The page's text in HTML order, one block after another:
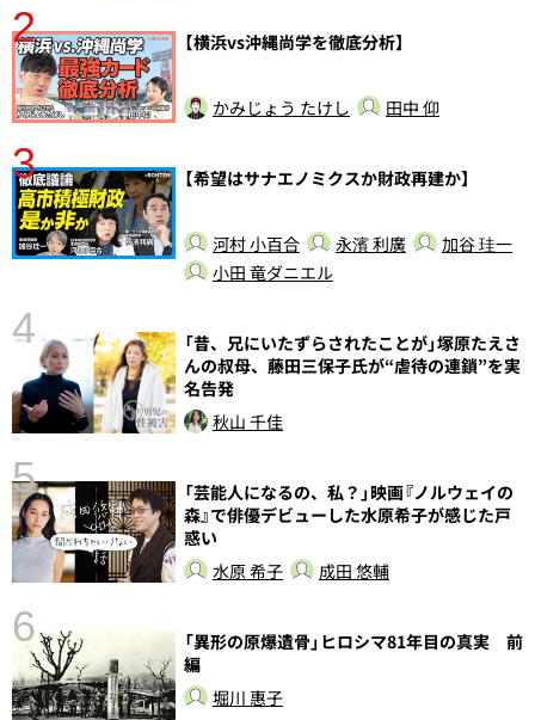
2 【横浜vs沖縄尚学を徹底分析】
かみじょう たけし 田中 仰
3 【希望はサナエノミクスか財政再建か】
河村 小百合 永濱 利廣
加谷 珪一
小田 竜ダニエル
4
「昔、兄にいたずらされたことが」塚原たえさ
んの叔母、藤田三保子氏が“虐待の連鎖”を実
名告発
秋山 千佳
5
「芸能人になるの、私？」映画『ノルウェイの
森』で俳優デビューした水原希子が感じた戸
惑い
水原 希子
成田 悠輔
6
「異形の原爆遺骨」ヒロシマ81年目の真実 前
編
堀川 惠子